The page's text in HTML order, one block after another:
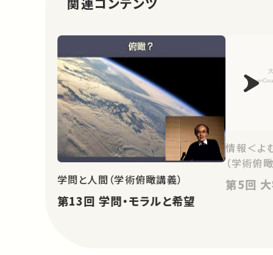
学問と人間（学術俯瞰講義）
第13回 学問・モラルと希望
情報＜よ
（学術俯
第